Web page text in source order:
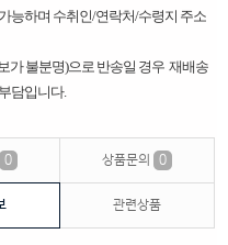
능하며 수취인/연락처/수령지 주소
가 불분명)으로 반송일 경우 재배송
담입니다.
0 상품문의 0
관련상품